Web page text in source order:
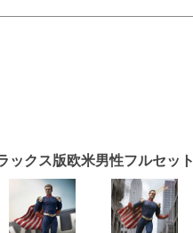
ックス版欧米男性フルセット